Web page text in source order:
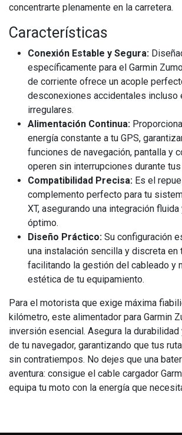
concentrarte plenamente en la carretera.
Características
Conexión Estable y Segura:
específicamente para el Garmin
de corriente ofrece un acople
desconexiones accidentales incluso
irregulares.
Alimentación Continua:
energía constante a tu GPS,
funciones de navegación, pantalla y
operen sin interrupciones durante
Compatibilidad Precisa: Es el
complemento perfecto para tu
XT, asegurando una integración
óptimo.
Diseño Práctico: Su configuración
una instalación sencilla y discreta en
facilitando la gestión del cableado y
estética de tu equipamiento.
Para el motorista que exige máxima
kilómetro, este alimentador para Garmin
inversión esencial. Asegura la
de tu navegador, garantizando que tus
sin contratiempos. No dejes que una
aventura: consigue el cable cargador
equipa tu moto con la energía que